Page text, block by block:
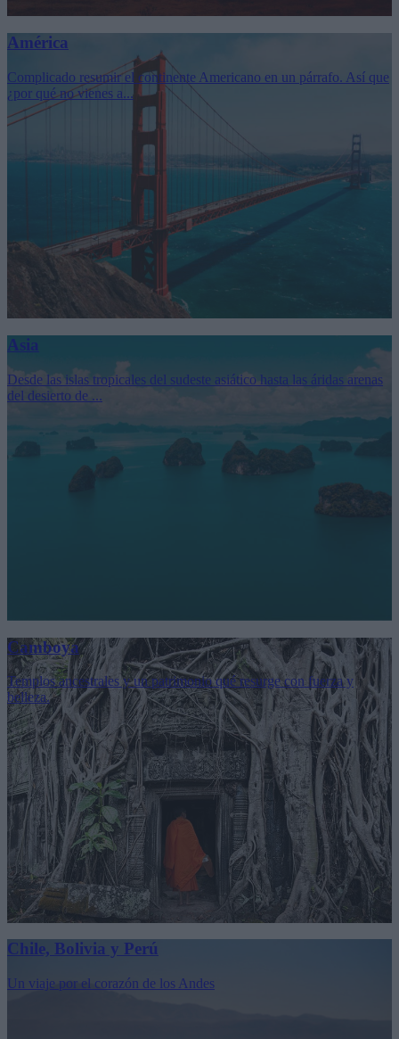
América
Complicado resumir el continente Americano en un párrafo. Así que
¿por qué no vienes a...
Asia
Desde las islas tropicales del sudeste asiático hasta las áridas arenas
del desierto de ...
Camboya
Templos ancestrales y un patrimonio qué resurge con fuerza y
belleza.
Chile, Bolivia y Perú
Un viaje por el corazón de los Andes